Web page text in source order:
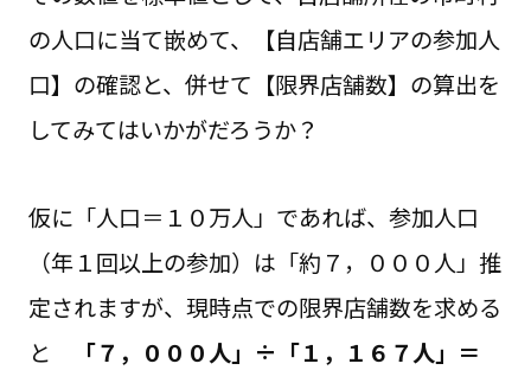
の人口に当て嵌めて、【自店舗エリアの参加人
口】の確認と、併せて【限界店舗数】の算出を
してみてはいかがだろうか？
仮に「人口＝１０万人」であれば、参加人口
（年１回以上の参加）は「約７，０００人」推
定されますが、現時点での限界店舗数を求める
と
「７，０００人」÷「１，１６７人」＝